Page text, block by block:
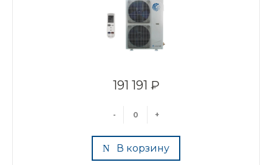
191 191 ₽
- +
В корзину